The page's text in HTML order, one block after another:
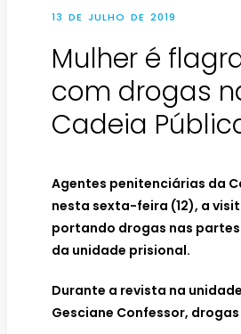
13 DE JULHO DE 2019
Mulher é
com drogas
Cadeia
Agentes penitenciárias da
nesta sexta-feira (12), a
portando drogas nas
da unidade prisional.
Durante a revista na
Gesciane Confessor,